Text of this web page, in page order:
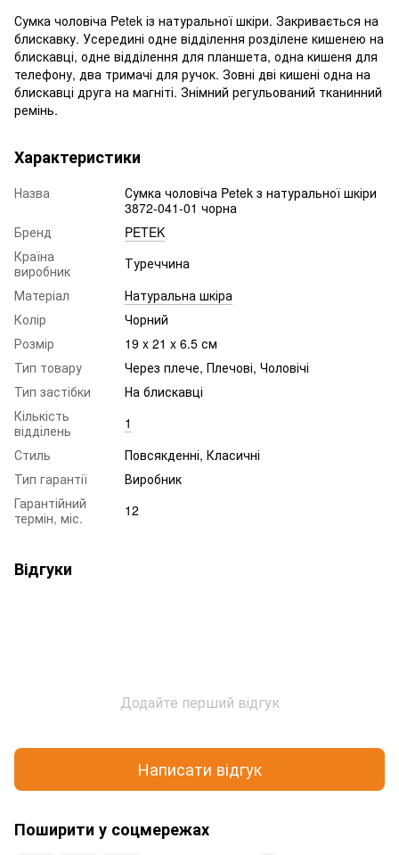
Сумка чоловіча Petek із натуральної шкіри. Закривається на
блискавку. Усередині одне відділення розділене кишенею на
блискавці, одне відділення для планшета, одна кишеня для
телефону, два тримачі для ручок. Зовні дві кишені одна на
блискавці друга на магніті. Знімний регульований тканинний
ремінь.
Характеристики
Назва
Сумка чоловіча Petek з натуральної шкіри
3872-041-01 чорна
Бренд
PETEK
Країна
виробник
Туреччина
Матеріал
Натуральна шкіра
Колір
Чорний
Розмір
19 x 21 x 6.5 см
Тип товару
Через плече, Плечові, Чоловічі
Тип застібки
На блискавці
Кількість
відділень
1
Стиль
Повсякденні, Класичні
Тип гарантії
Виробник
Гарантійний
термін, міс.
12
Відгуки
Додайте перший відгук
Написати відгук
Поширити у соцмережах